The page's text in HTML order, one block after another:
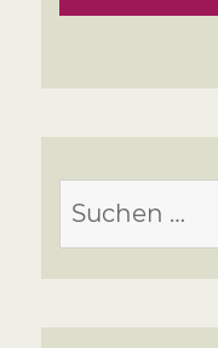
Suchen
nach: